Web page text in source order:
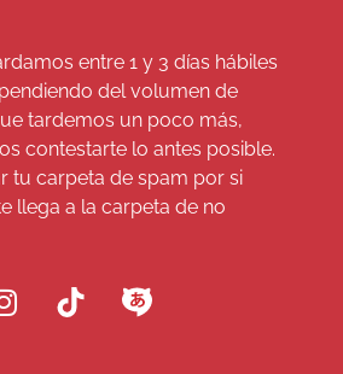
entre 1 y 3 días hábiles
del volumen de
tardemos un poco más,
contestarte lo antes posible.
tu carpeta de spam por si
llega a la carpeta de no